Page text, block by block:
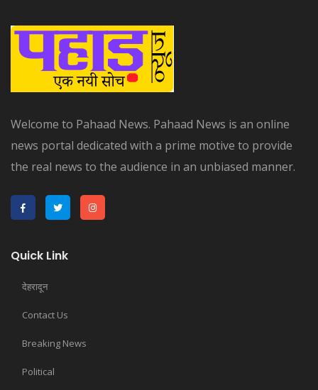
Welcome to Pahaad News. Pahaad News is an online
news portal dedicated with a prime motive to provide
the real news to the audience in an unbiased manner.
Quick Link
देहरादून
Contact Us
Breaking News
Political